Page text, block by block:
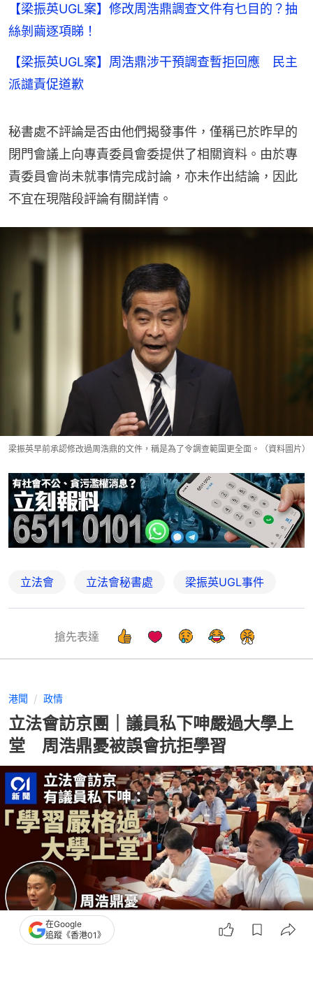
【梁振英UGL案】修改周浩鼎調查文件有乜目的？抽
絲剝繭逐項睇！
【梁振英UGL案】周浩鼎涉干預調查暫拒回應 民主
派譴責促道歉
秘書處不評論是否由他們揭發事件，僅稱已於昨早的
閉門會議上向專責委員會委提供了相關資料。由於專
責委員會尚未就事情完成討論，亦未作出結論，因此
不宜在現階段評論有關詳情。
梁振英早前承認修改過周浩鼎的文件，稱是為了令調查範圍更全面。（資料圖片）
立法會 立法會秘書處 梁振英UGL事件
搶先表達
港聞 政情
立法會訪京團｜議員私下呻嚴過大學上
堂 周浩鼎憂被誤會抗拒學習
撰文：林彥汛
在Google
追蹤《香港01》